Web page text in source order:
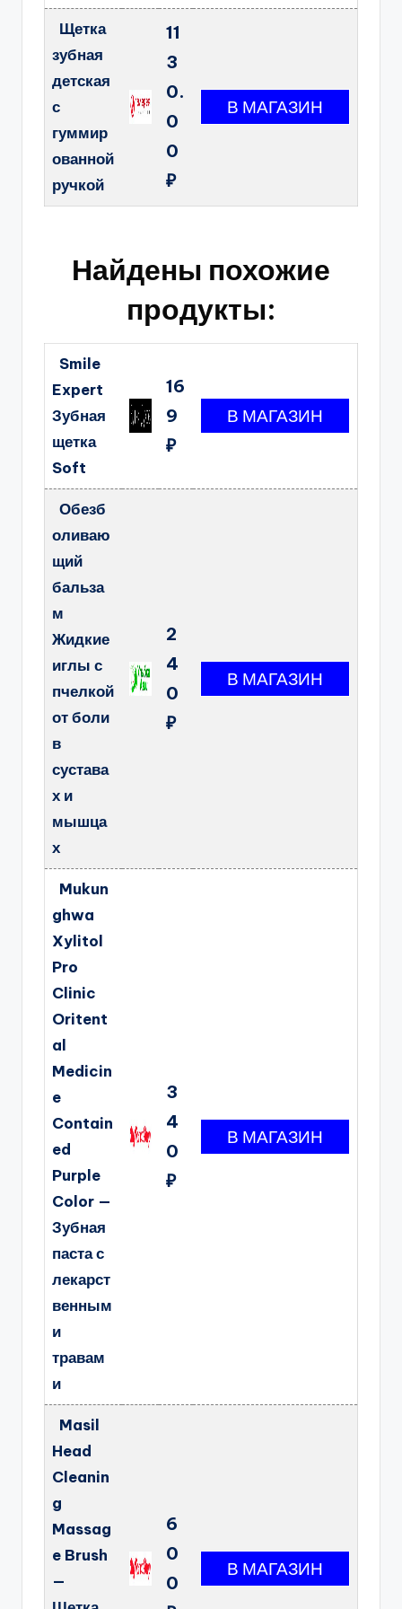
Щетка
зубная
детская
с
гуммир
ованной
ручкой
11
3
0.
0
0
₽
Найдены похожие
продукты:
Smile
Expert
Зубная
щетка
Soft
16
9
₽
Обезб
оливаю
щий
бальза
м
Жидкие
иглы с
пчелкой
от боли
в
сустава
х и
мышца
х
2
4
0
₽
Mukun
ghwa
Xylitol
Pro
Clinic
Oritent
al
Medicin
e
Contain
ed
Purple
Color —
Зубная
паста с
лекарст
венным
и
травам
и
3
4
0
₽
Masil
Head
Cleanin
g
Massag
e Brush
—
6
0
0